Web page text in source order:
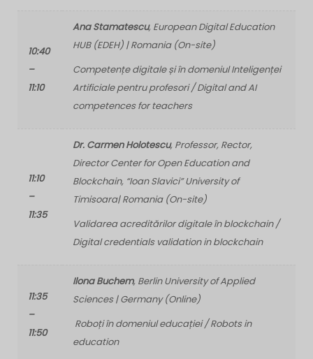
10:40
–
11:10
Ana Stamatescu, European Digital Education
HUB (EDEH) | Romania (On-site)
Competențe digitale și în domeniul Inteligenței
Artificiale pentru profesori / Digital and AI
competences for teachers
11:10
–
11:35
Dr. Carmen Holotescu, Professor, Rector,
Director Center for Open Education and
Blockchain, “Ioan Slavici” University of
Timisoara| Romania (On-site)
Validarea acreditărilor digitale în blockchain /
Digital credentials validation in blockchain
11:35
–
11:50
Ilona Buchem, Berlin University of Applied
Sciences| Germany (Online)
Roboți în domeniul educației / Robots in
education